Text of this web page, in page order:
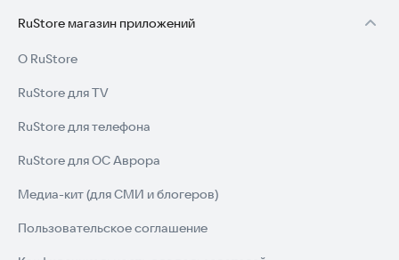
RuStore магазин приложений
О RuStore
RuStore для TV
RuStore для телефона
RuStore для ОС Аврора
Медиа-кит (для СМИ и блогеров)
Пользовательское соглашение